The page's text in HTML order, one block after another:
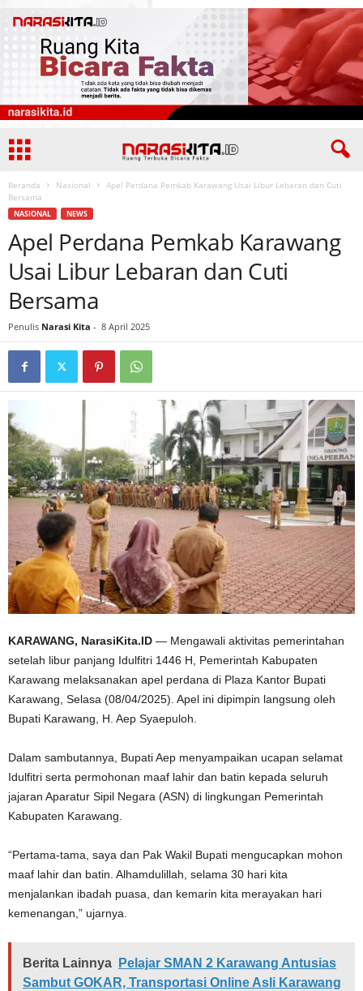
Beranda Nasional
Apel Perdana Pemkab Karawang Usai Libur Lebaran dan Cuti
Bersama
NASIONAL NEWS
Apel Perdana Pemkab Karawang
Usai Libur Lebaran dan Cuti
Bersama
Penulis Narasi Kita - 8 April 2025
KARAWANG, NarasiKita.ID — Mengawali aktivitas pemerintahan
setelah libur panjang Idulfitri 1446 H, Pemerintah Kabupaten
Karawang melaksanakan apel perdana di Plaza Kantor Bupati
Karawang, Selasa (08/04/2025). Apel ini dipimpin langsung oleh
Bupati Karawang, H. Aep Syaepuloh.
Dalam sambutannya, Bupati Aep menyampaikan ucapan selamat
Idulfitri serta permohonan maaf lahir dan batin kepada seluruh
jajaran Aparatur Sipil Negara (ASN) di lingkungan Pemerintah
Kabupaten Karawang.
“Pertama-tama, saya dan Pak Wakil Bupati mengucapkan mohon
maaf lahir dan batin. Alhamdulillah, selama 30 hari kita
menjalankan ibadah puasa, dan kemarin kita merayakan hari
kemenangan,” ujarnya.
Berita Lainnya
Pelajar SMAN 2 Karawang Antusias
Sambut GOKAR, Transportasi Online Asli Karawang